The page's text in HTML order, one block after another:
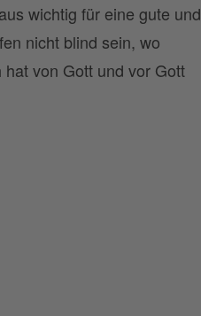
wichtig für eine gute und
nicht blind sein, wo
von Gott und vor Gott